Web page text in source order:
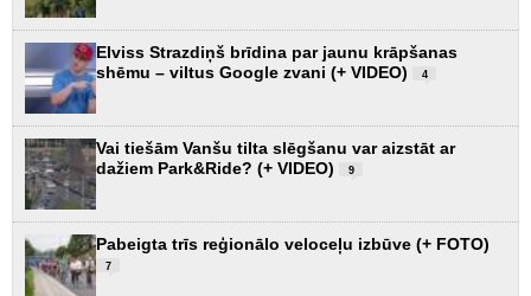
Elviss Strazdiņš brīdina par jaunu krāpšanas
shēmu – viltus Google zvani (+ VIDEO)
4
Vai tiešām Vanšu tilta slēgšanu var aizstāt ar
dažiem Park&Ride? (+ VIDEO)
9
Pabeigta trīs reģionālo veloceļu izbūve (+ FOTO)
7